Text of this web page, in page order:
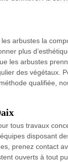
arbustes la
plus
les arbustes
des végétaux.
qualifiée,
tous travaux
disposant
prenez contact
ouverts à tout